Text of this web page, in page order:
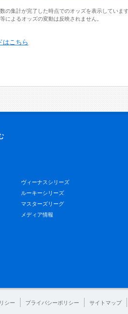
の集計が完了した時点でのオッズを表示していま
によるオッズの変動は反映されません。
はこちら
ヴィーナスシリーズ
ルーキーシリーズ
マスターズリーグ
メディア情報
シー プライバシーポリシー サイトマップ